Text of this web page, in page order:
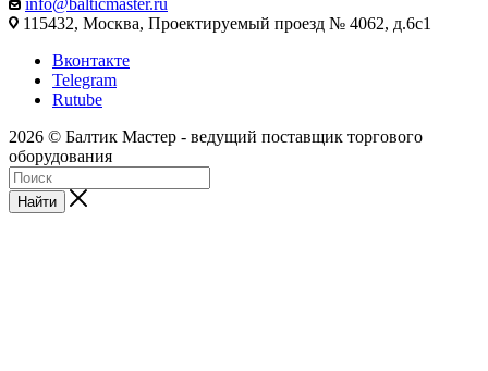
info@balticmaster.ru
115432, Москва, Проектируемый проезд № 4062, д.6с1
Вконтакте
Telegram
Rutube
2026 © Балтик Мастер - ведущий поставщик торгового
оборудования
Найти